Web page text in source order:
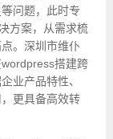
问题，此时专
方案，从需求梳
。深圳市维仆
搭建跨
业产品特性、
更具备高效转